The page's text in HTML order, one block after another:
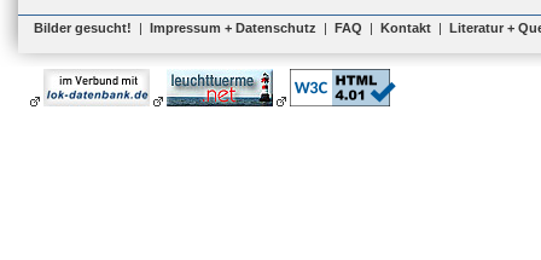
Bilder gesucht! | Impressum + Datenschutz | FAQ | Kontakt | Literatur +